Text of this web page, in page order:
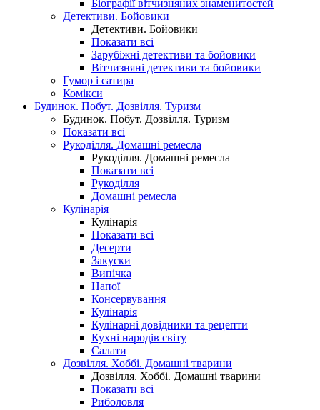
Біографії вітчизняних знаменитостей
Детективи. Бойовики
Детективи. Бойовики
Показати всі
Зарубіжні детективи та бойовики
Вітчизняні детективи та бойовики
Гумор і сатира
Комікси
Будинок. Побут. Дозвілля. Туризм
Будинок. Побут. Дозвілля. Туризм
Показати всі
Рукоділля. Домашні ремесла
Рукоділля. Домашні ремесла
Показати всі
Рукоділля
Домашні ремесла
Кулінарія
Кулінарія
Показати всі
Десерти
Закуски
Випічка
Напої
Консервування
Кулінарія
Кулінарні довідники та рецепти
Кухні народів світу
Салати
Дозвілля. Хоббі. Домашні тварини
Дозвілля. Хоббі. Домашні тварини
Показати всі
Риболовля